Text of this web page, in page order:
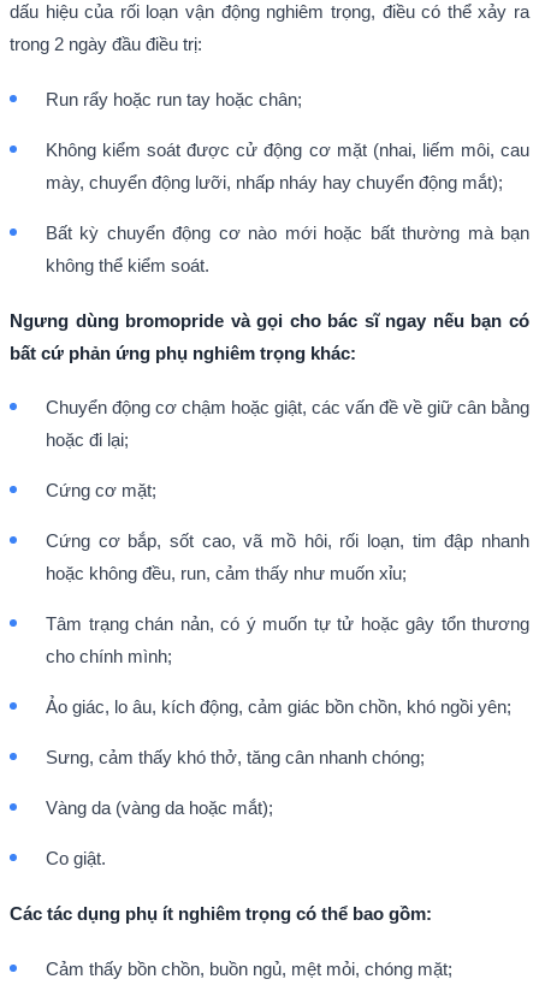
dấu hiệu của rối loạn vận động nghiêm trọng, điều có thể xảy ra
trong 2 ngày đầu điều trị:
Run rẩy hoặc run tay hoặc chân;
Không kiểm soát được cử động cơ mặt (nhai, liếm môi, cau
mày, chuyển động lưỡi, nhấp nháy hay chuyển động mắt);
Bất kỳ chuyển động cơ nào mới hoặc bất thường mà bạn
không thể kiểm soát.
Ngưng dùng bromopride và gọi cho bác sĩ ngay nếu bạn có
bất cứ phản ứng phụ nghiêm trọng khác:
Chuyển động cơ chậm hoặc giật, các vấn đề về giữ cân bằng
hoặc đi lại;
Cứng cơ mặt;
Cứng cơ bắp, sốt cao, vã mồ hôi, rối loạn, tim đập nhanh
hoặc không đều, run, cảm thấy như muốn xỉu;
Tâm trạng chán nản, có ý muốn tự tử hoặc gây tổn thương
cho chính mình;
Ảo giác, lo âu, kích động, cảm giác bồn chồn, khó ngồi yên;
Sưng, cảm thấy khó thở, tăng cân nhanh chóng;
Vàng da (vàng da hoặc mắt);
Co giật.
Các tác dụng phụ ít nghiêm trọng có thể bao gồm:
Cảm thấy bồn chồn, buồn ngủ, mệt mỏi, chóng mặt;